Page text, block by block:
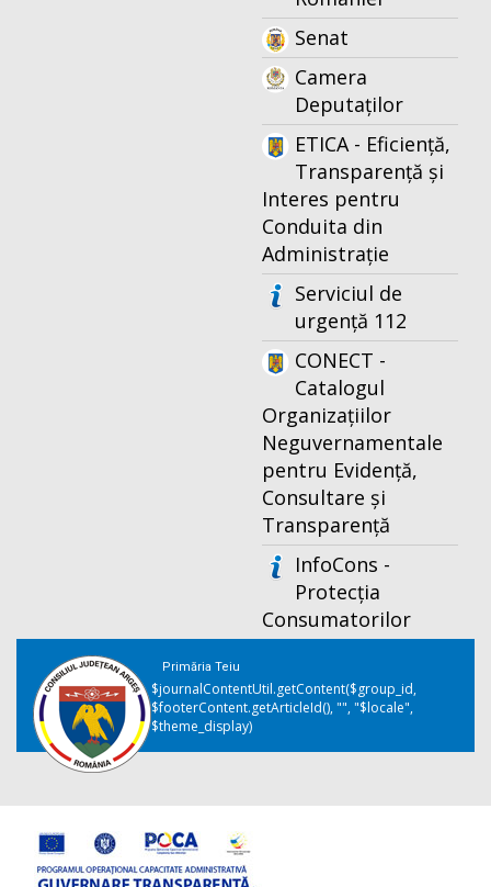
Senat
Camera
Deputaților
ETICA - Eficiență,
Transparență și
Interes pentru
Conduita din
Administrație
Serviciul de
urgență 112
CONECT -
Catalogul
Organizațiilor
Neguvernamentale
pentru Evidență,
Consultare și
Transparență
InfoCons -
Protecția
Consumatorilor
Primăria Teiu
$journalContentUtil.getContent($group_id,
$footerContent.getArticleId(), "", "$locale",
$theme_display)